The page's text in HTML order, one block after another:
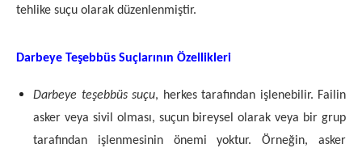
tehlike suçu olarak düzenlenmiştir.
Darbeye Teşebbüs Suçlarının Özellikleri
Darbeye teşebbüs suçu, herkes tarafından işlenebilir. Failin
asker veya sivil olması, suçun bireysel olarak veya bir grup
tarafından işlenmesinin önemi yoktur. Örneğin, asker